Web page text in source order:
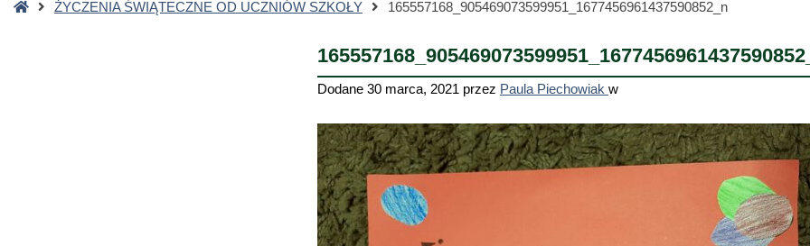
StronaŻYCZENIA ŚWIĄTECZNE OD UCZNIÓW SZKOŁY 165557168_905469073599951_1677456961437590852_n
Dodane 30 marca, 2021 przez Paula Piechowiak w